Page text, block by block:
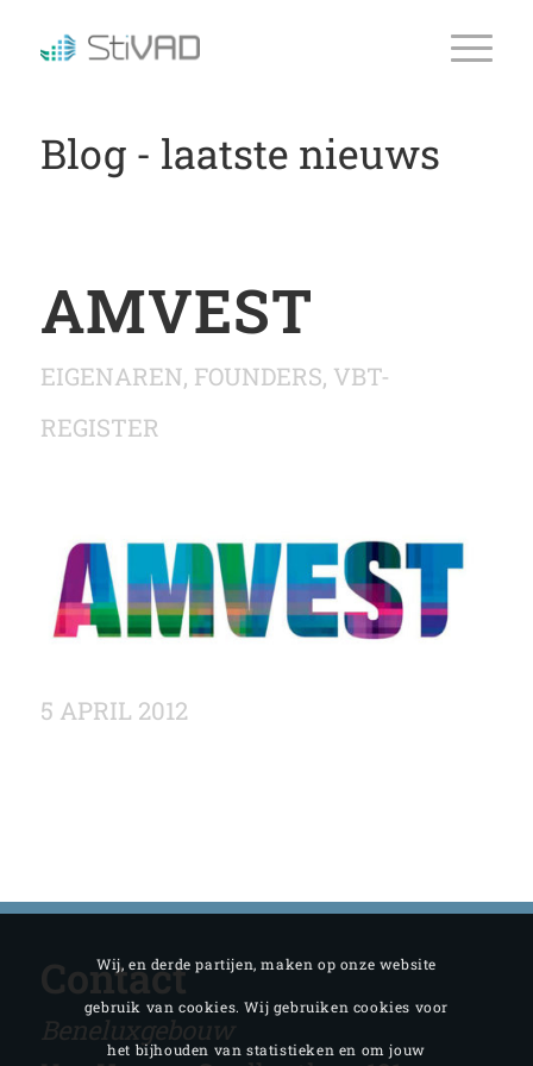
Blog - laatste nieuws
AMVEST
EIGENAREN, FOUNDERS, VBT-
REGISTER
5 APRIL 2012
Contact
Beneluxgebouw
Wij, en derde partijen, maken op onze website
gebruik van cookies. Wij gebruiken cookies voor
het bijhouden van statistieken en om jouw